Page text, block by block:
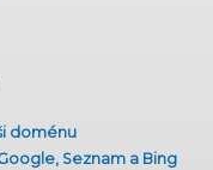
doménu
Seznam a Bing